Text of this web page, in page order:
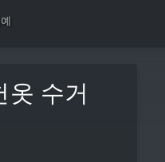
옷 수거